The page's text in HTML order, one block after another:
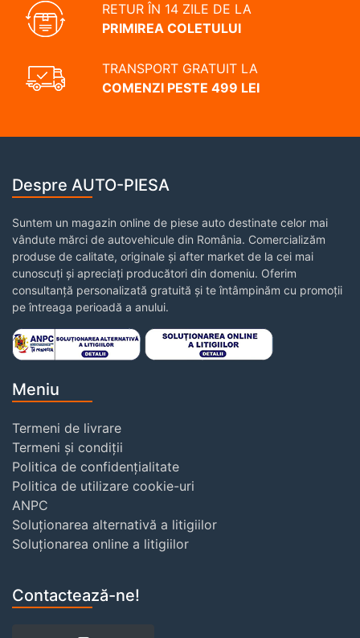
RETUR ÎN 14 ZILE DE LA
PRIMIREA COLETULUI
TRANSPORT GRATUIT LA
COMENZI PESTE 499 LEI
Despre AUTO-PIESA
Suntem un magazin online de piese auto destinate celor mai
vândute mărci de autovehicule din România. Comercializăm
produse de calitate, originale și after market de la cei mai
cunoscuți și apreciați producători din domeniu. Oferim
consultanță personalizată gratuită și te întâmpinăm cu promoții
pe întreaga perioadă a anului.
Meniu
Termeni de livrare
Termeni și condiții
Politica de confidențialitate
Politica de utilizare cookie-uri
ANPC
Soluționarea alternativă a litigiilor
Soluționarea online a litigiilor
Contactează-ne!